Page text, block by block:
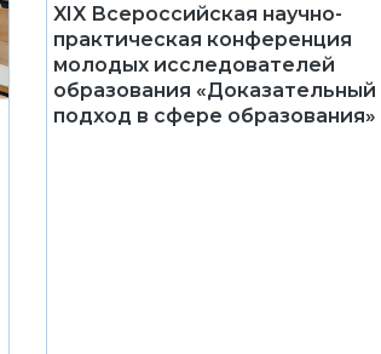
XIX Всероссийская научно-
практическая конференция
молодых исследователей
образования «Доказательный
подход в сфере образования»